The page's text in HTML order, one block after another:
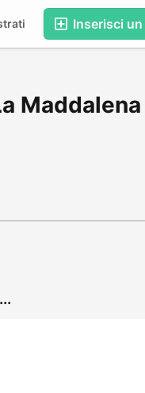
Inserisci
Maddalena